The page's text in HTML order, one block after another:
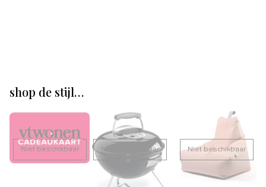
shop de stijl…
Niet beschikbaar Niet beschikbaar Niet beschikbaar